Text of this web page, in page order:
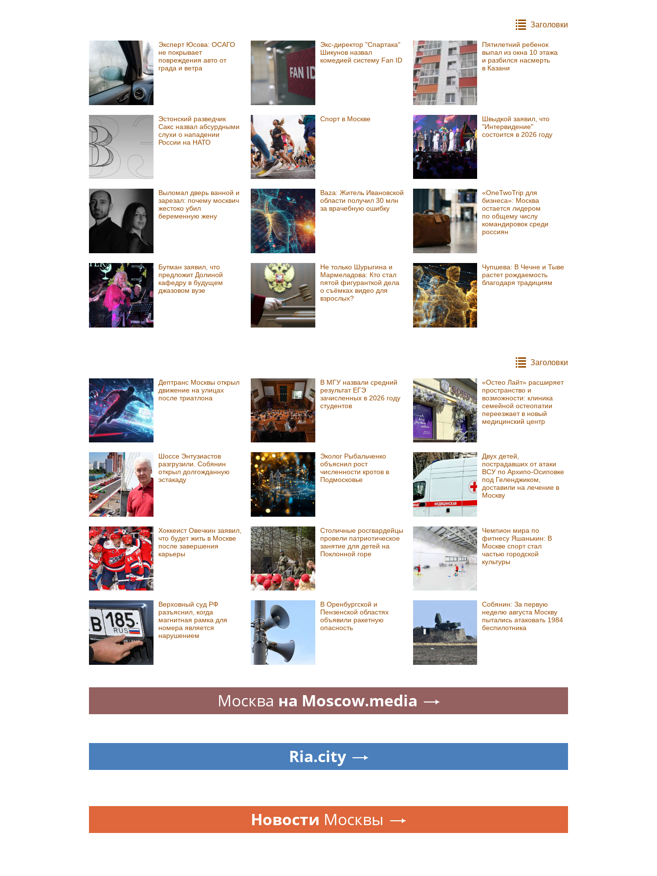
Заголовки
Эксперт Юсова: ОСАГО
не покрывает
повреждения авто от
града и ветра
Экс-директор "Спартака"
Шикунов назвал
комедией систему Fan ID
Пятилетний ребенок
выпал из окна 10 этажа
и разбился насмерть
в Казани
Эстонский разведчик
Сакс назвал абсурдными
слухи о нападении
России на НАТО
Спорт в Москве
Швыдкой заявил, что
"Интервидение"
состоится в 2026 году
Выломал дверь ванной и
зарезал: почему москвич
жестоко убил
беременную жену
Baza: Житель Ивановской
области получил 30 млн
за врачебную ошибку
«OneTwoTrip для
бизнеса»: Москва
остается лидером
по общему числу
командировок среди
россиян
Бутман заявил, что
предложит Долиной
кафедру в будущем
джазовом вузе
Не только Шурыгина и
Мармеладова: Кто стал
пятой фигуранткой дела
о съёмках видео для
взрослых?
Чупшева: В Чечне и Тыве
растет рождаемость
благодаря традициям
Заголовки
Дептранс Москвы открыл
движение на улицах
после триатлона
В МГУ назвали средний
результат ЕГЭ
зачисленных в 2026 году
студентов
«Остео Лайт» расширяет
пространство и
возможности: клиника
семейной остеопатии
переезжает в новый
медицинский центр
Шоссе Энтузиастов
разгрузили. Собянин
открыл долгожданную
эстакаду
Эколог Рыбальченко
объяснил рост
численности кротов в
Подмосковье
Двух детей,
пострадавших от атаки
ВСУ по Архипо-Осиповке
под Геленджиком,
доставили на лечение в
Москву
Хоккеист Овечкин заявил,
что будет жить в Москве
после завершения
карьеры
Столичные росгвардейцы
провели патриотическое
занятие для детей на
Поклонной горе
Чемпион мира по
фитнесу Яшанькин: В
Москве спорт стал
частью городской
культуры
Верховный суд РФ
разъяснил, когда
магнитная рамка для
номера является
нарушением
В Оренбургской и
Пензенской областях
объявили ракетную
опасность
Собянин: За первую
неделю августа Москву
пытались атаковать 1984
беспилотника
Москва на Moscow.media
Ria.city
Новости Москвы